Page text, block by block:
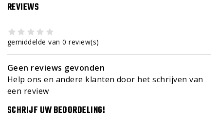
REVIEWS
gemiddelde van 0 review(s)
Geen reviews gevonden
Help ons en andere klanten door het schrijven van
een review
SCHRIJF UW BEOORDELING!